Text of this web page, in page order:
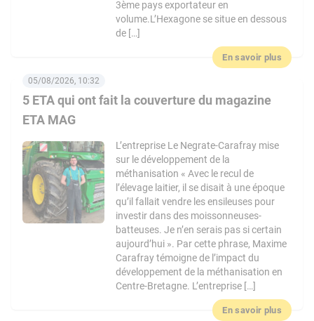
3ème pays exportateur en
volume.L’Hexagone se situe en dessous
de […]
En savoir plus
5 ETA qui ont fait la couverture du magazine
ETA MAG
05/08/2026, 10:32
L’entreprise Le Negrate-Carafray mise
sur le développement de la
méthanisation « Avec le recul de
l’élevage laitier, il se disait à une époque
qu’il fallait vendre les ensileuses pour
investir dans des moissonneuses-
batteuses. Je n’en serais pas si certain
aujourd’hui ». Par cette phrase, Maxime
Carafray témoigne de l’impact du
développement de la méthanisation en
Centre-Bretagne. L’entreprise […]
En savoir plus